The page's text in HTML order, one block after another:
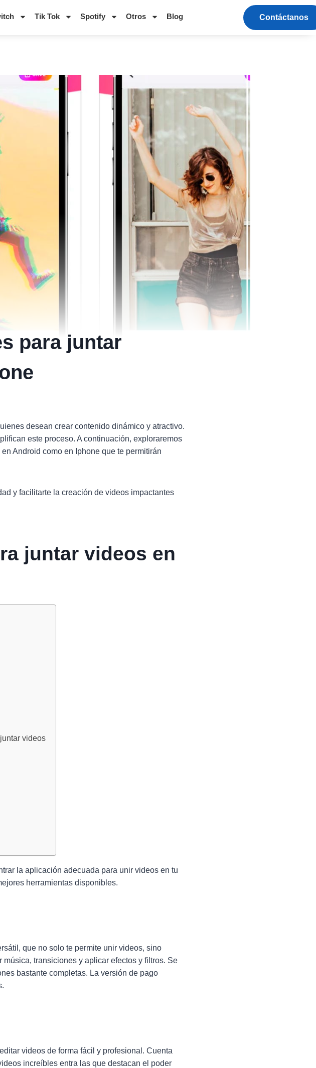
Tik Tok Spotify Otros Blog Contáctanos
para juntar
desean crear contenido dinámico y atractivo.
este proceso. A continuación, exploraremos
en Android como en Iphone que te permitirán
y facilitarte la creación de videos impactantes
juntar videos en
videos
la aplicación adecuada para unir videos en tu
herramientas disponibles.
que no solo te permite unir videos, sino
transiciones y aplicar efectos y filtros. Se
bastante completas. La versión de pago
videos de forma fácil y profesional. Cuenta
increíbles entra las que destacan el poder